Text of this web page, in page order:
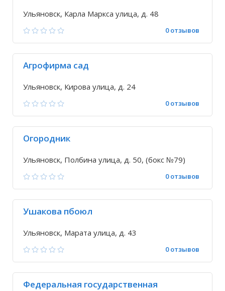
Ульяновск, Карла Маркса улица, д. 48
0 отзывов
Агрофирма сад
Ульяновск, Кирова улица, д. 24
0 отзывов
Огородник
Ульяновск, Полбина улица, д. 50, (бокс №79)
0 отзывов
Ушакова пбоюл
Ульяновск, Марата улица, д. 43
0 отзывов
Федеральная государственная